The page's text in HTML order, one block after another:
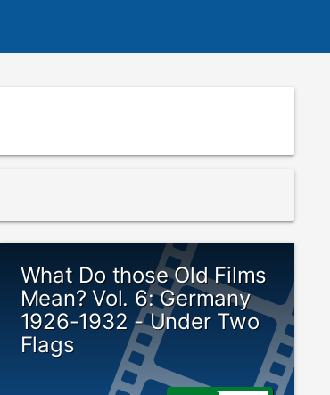
What Do those Old Films
Mean? Vol. 6: Germany
1926-1932 - Under Two
Flags